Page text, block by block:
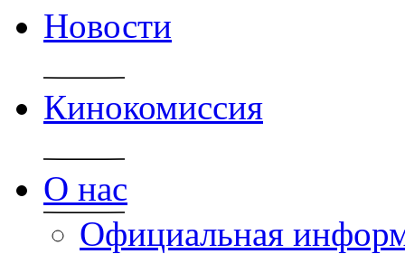
Новости
Кинокомиссия
О нас
Официальная